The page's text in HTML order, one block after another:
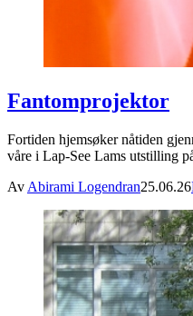
Fantomprojektor
Fortiden hjemsøker nåtiden
våre i Lap-See Lams utstilling
Av Abirami Logendran25.06.26